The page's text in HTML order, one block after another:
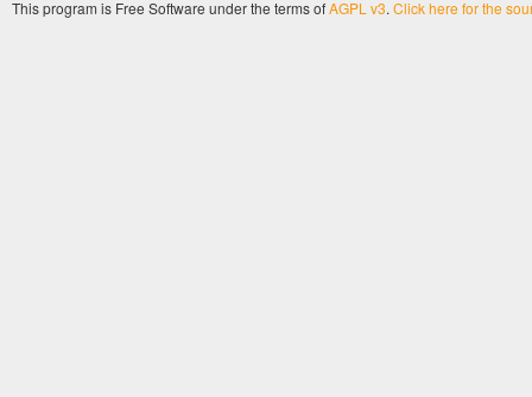
This program is Free Software under the terms ofAGPL v3. Click here for the